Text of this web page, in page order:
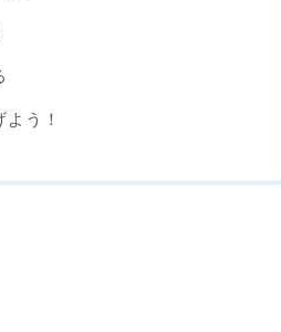
う！